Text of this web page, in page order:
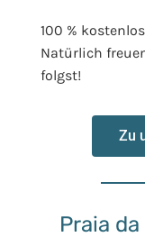
100 %
Natürlich
folgst!
Zu
Praia